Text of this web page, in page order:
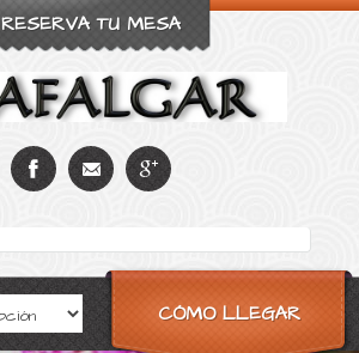
RESERVA TU MESA
CÓMO LLEGAR